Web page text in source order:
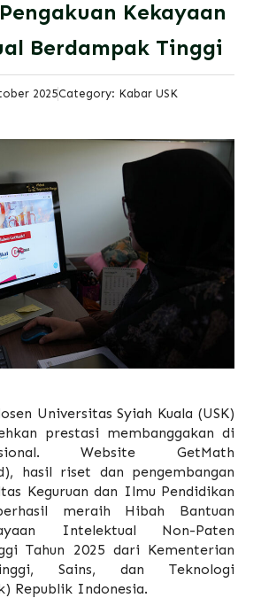
Kekayaan
Berdampak Tinggi
2025Category: Kabar USK
Universitas Syiah Kuala (USK)
prestasi membanggakan di
Website GetMath
hasil riset dan pengembangan
Keguruan dan Ilmu Pendidikan
meraih Hibah Bantuan
Intelektual Non-Paten
Tahun 2025 dari Kementerian
Sains, dan Teknologi
Republik Indonesia.